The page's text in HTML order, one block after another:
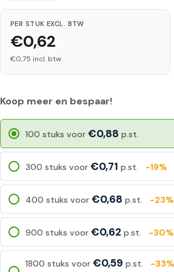
PER STUK EXCL. BTW
€0,62
€0,75 incl. btw
Koop meer en bespaar!
100 stuks voor €0,88 p.st.
300 stuks voor €0,71 p.st. -19%
400 stuks voor €0,68 p.st. -23%
900 stuks voor €0,62 p.st. -30%
1800 stuks voor €0,59 p.st. -33%